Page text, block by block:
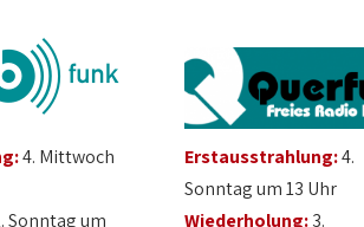
4. Mittwoch
Sonntag um
Erstausstrahlung:4.
Sonntag um 13 Uhr
Wiederholung:3.